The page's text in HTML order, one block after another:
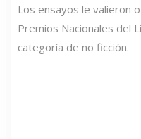
Los ensayos le valieron
Premios Nacionales del
categoría de no ficción.